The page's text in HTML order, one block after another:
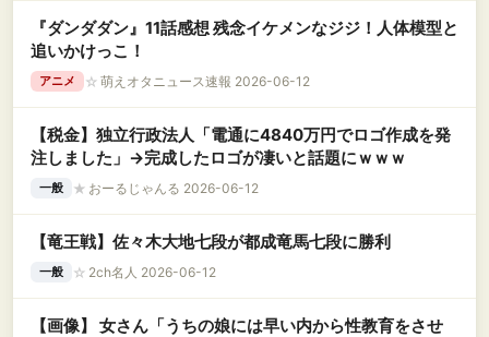
『ダンダダン』11話感想 残念イケメンなジジ！人体模型と
追いかけっこ！
アニメ ☆ 萌えオタニュース速報 2026-06-12
【税金】独立行政法人「電通に4840万円でロゴ作成を発
注しました」→完成したロゴが凄いと話題にｗｗｗ
一般 ★ おーるじゃんる 2026-06-12
【竜王戦】佐々木大地七段が都成竜馬七段に勝利
一般 ☆ 2ch名人 2026-06-12
【画像】 女さん「うちの娘には早い内から性教育をさせ